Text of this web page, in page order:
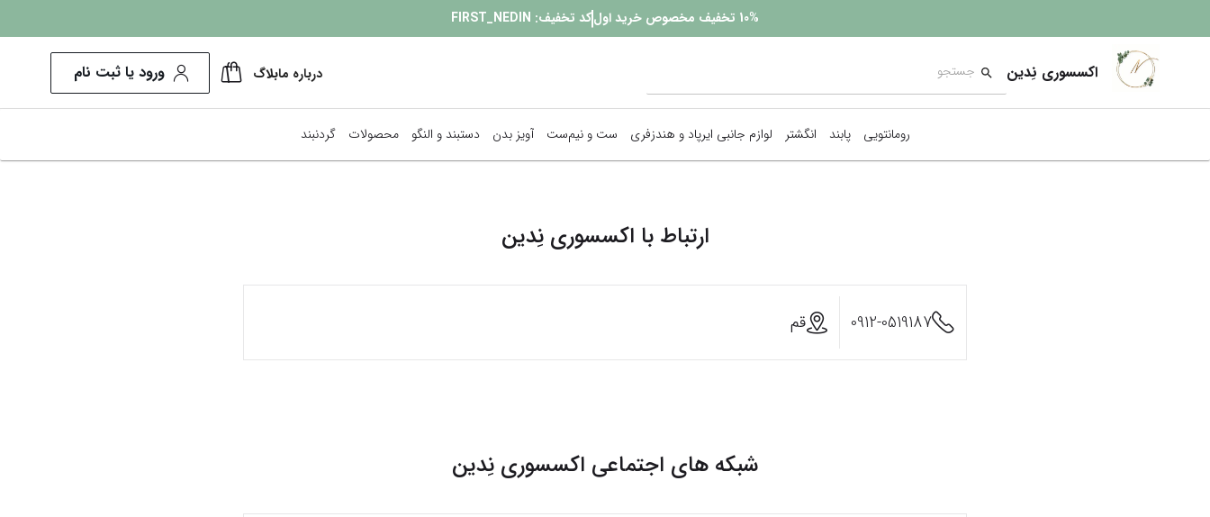
10% تخفیف مخصوص خرید اولکد تخفیف: FIRST_NEDIN
اکسسوری نِدین درباره مابلاگ ورود یا ثبت نام
رومانتویی پابند انگشتر لوازم جانبی ایرپاد و هندزفری ست و نیم‌ست آویز بدن
زنجیر بدن
دستبند و النگو محصولات
نمایش همه محصولات
گردنبند
ارتباط با اکسسوری نِدین
0912-0519187 قم
شبکه های اجتماعی اکسسوری نِدین